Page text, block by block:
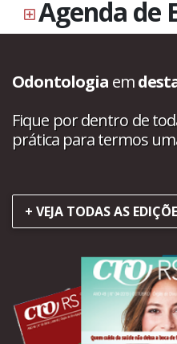
Agenda de
Odontologia em
Fique por dentro de
prática para termos
+ VEJA TODAS AS